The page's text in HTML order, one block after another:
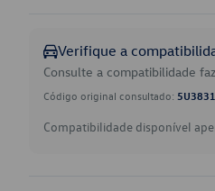
Verifique a
Consulte a compatibilidade
Código original consultado:
Compatibilidade disponível